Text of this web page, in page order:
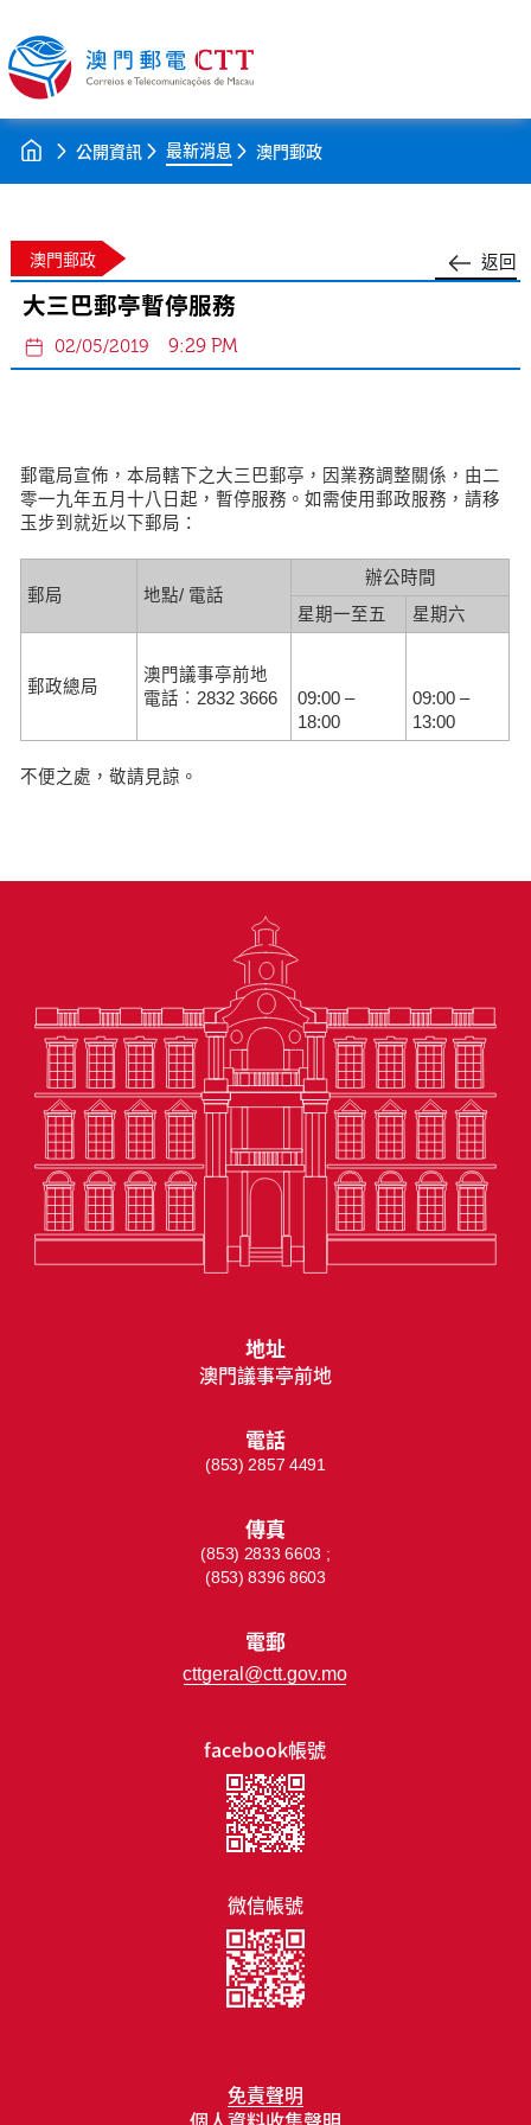
公開資訊 最新消息 澳門郵政
返回
澳門郵政
大三巴郵亭暫停服務
02/05/2019 9:29 PM
郵電局宣佈，本局轄下之大三巴郵亭，因業務調整關係，由二
零一九年五月十八日起，暫停服務。如需使用郵政服務，請移
玉步到就近以下郵局：
郵局 地點/ 電話
辦公時間
星期一至五
星期六
郵政總局
澳門議事亭前地
電話︰2832 3666
09:00 –
18:00
09:00 –
13:00
不便之處，敬請見諒。
免責聲明
facebook帳號
微信帳號
地址
澳門議事亭前地
電話
(853) 2857 4491
傳真
(853) 2833 6603 ;
(853) 8396 8603
電郵
cttgeral@ctt.gov.mo